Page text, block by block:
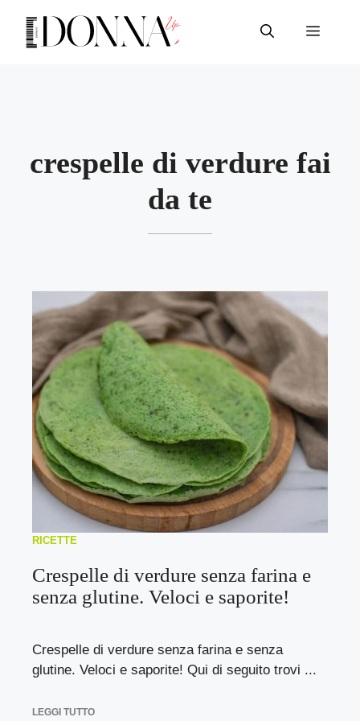
contenuto
Menu
crespelle di verdure fai
da te
RICETTE
Crespelle di verdure senza farina e
senza glutine. Veloci e saporite!
Crespelle di verdure senza farina e senza
glutine. Veloci e saporite! Qui di seguito trovi ...
LEGGI TUTTO